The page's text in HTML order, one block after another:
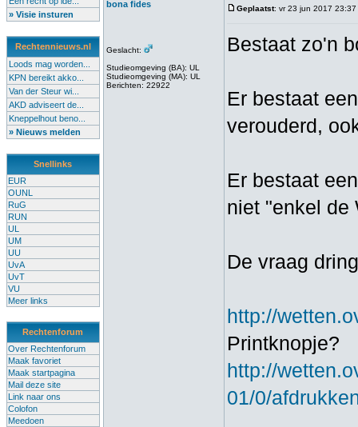
» Visie insturen
Rechtennieuws.nl
Loods mag worden...
KPN bereikt akko...
Van der Steur wi...
AKD adviseert de...
Kneppelhout beno...
» Nieuws melden
Snellinks
EUR
OUNL
RuG
RUN
UL
UM
UU
UvA
UvT
VU
Meer links
Rechtenforum
Over Rechtenforum
Maak favoriet
Maak startpagina
Mail deze site
Link naar ons
Colofon
Meedoen
bona fides
Geslacht:
Studieomgeving (BA): UL
Studieomgeving (MA): UL
Berichten: 22922
Geplaatst: vr 23 jun 2017 23:37
Bestaat zo'n
Er bestaat
verouderd,
Er bestaat
niet "enkel de
De vraag
http://
Printknopje?
http://
01/0/